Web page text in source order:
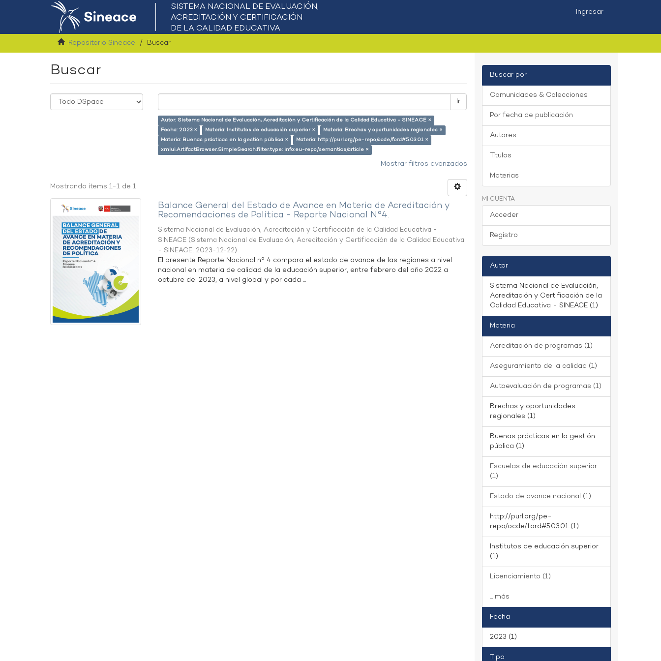
Ingresar
Repositorio Sineace Buscar
Buscar
Ir
Autor: Sistema Nacional de Evaluación, Acreditación y Certificación de la Calidad Educativa - SINEACE ×
Fecha: 2023 ×
Materia: Institutos de educación superior ×
Materia: Brechas y oportunidades regionales ×
Materia: Buenas prácticas en la gestión pública ×
Materia: http://purl.org/pe-repo/ocde/ford#5.03.01 ×
xmlui.ArtifactBrowser.SimpleSearch.filter.type: info:eu-repo/semantics/article ×
Mostrar filtros avanzados
Mostrando ítems 1-1 de 1
Balance General del Estado de Avance en Materia de Acreditación y
Recomendaciones de Política - Reporte Nacional N°4.
Sistema Nacional de Evaluación, Acreditación y Certificación de la Calidad Educativa -
SINEACE (Sistema Nacional de Evaluación, Acreditación y Certificación de la Calidad Educativa
- SINEACE, 2023-12-22)
El presente Reporte Nacional n° 4 compara el estado de avance de las regiones a nivel
nacional en materia de calidad de la educación superior, entre febrero del año 2022 a
octubre del 2023, a nivel global y por cada ...
Buscar por
Comunidades & Colecciones
Por fecha de publicación
Autores
Títulos
Materias
MI CUENTA
Acceder
Registro
Autor
Sistema Nacional de Evaluación,
Acreditación y Certificación de la
Calidad Educativa - SINEACE (1)
Materia
Acreditación de programas (1)
Aseguramiento de la calidad (1)
Autoevaluación de programas (1)
Brechas y oportunidades
regionales (1)
Buenas prácticas en la gestión
pública (1)
Escuelas de educación superior
(1)
Estado de avance nacional (1)
http://purl.org/pe-
repo/ocde/ford#5.03.01 (1)
Institutos de educación superior
(1)
Licenciamiento (1)
... más
Fecha
2023 (1)
Tipo